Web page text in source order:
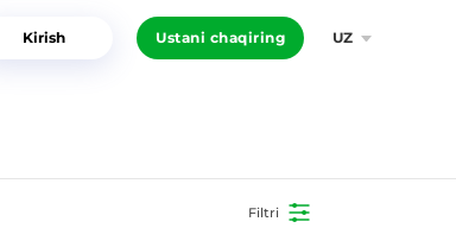
Kirish Ustani chaqiring UZ
Filtri